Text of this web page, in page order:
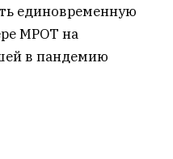
единовременную
МРОТ на
в пандемию